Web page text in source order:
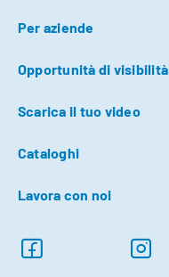
Per aziende
Opportunità di visibilità
Scarica il tuo video
Cataloghi
Lavora con noi